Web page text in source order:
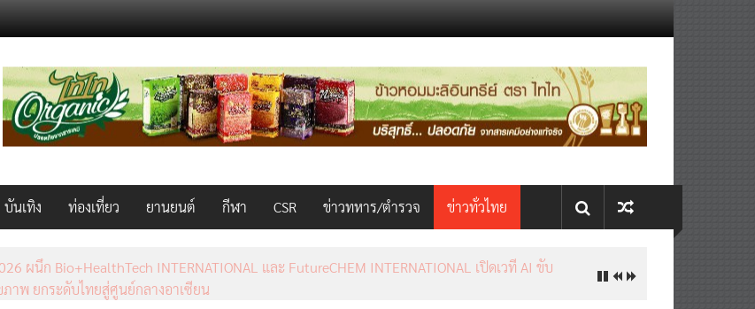
บันเทิง ท่องเที่ยว ยานยนต์ กีฬา CSR ข่าวทหาร/ตำรวจ ข่าวทั่วไทย
ผนึก Bio+HealthTech INTERNATIONAL และ FutureCHEM INTERNATIONAL เปิดเวที AI ขับ
าพ ยกระดับไทยสู่ศูนย์กลางอาเซียน